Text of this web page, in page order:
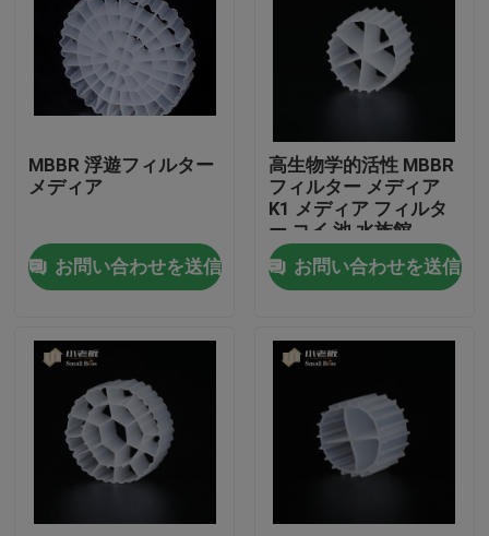
私達について
工場旅行
品質管理
私達に連絡しなさい
引用を要求しなさい
MBBRフィルタメディア
MBBRの生物媒体
MBBR 浮遊フィルター
メディア
お問い合わせを送信
高生物学的活性 MBBR
フィルター メディア
K1 メディア フィルタ
ー コイ 池 水族館
お問い合わせを送信